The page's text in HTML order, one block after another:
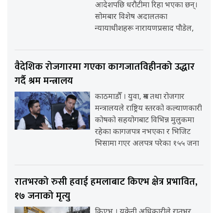
आदेशपछि धरौटीमा रिहा भएका छन्।
सोमबार विशेष अदालतका
न्यायाधीशहरू नारायणप्रसाद पौडेल,
वैदेशिक रोजगारमा गएका कागजातविहीनको उद्धार
गर्दै श्रम मन्त्रालय
काठमाडौँ । युवा, श्रम तथा रोजगार
मन्त्रालयले राष्ट्रिय स्तरको कल्याणकारी
कोषको सहयोगबाट विभिन्न मुलुकमा
रहेका कागजपत्र नभएका र भिजिट
भिसामा गएर अलपत्र परेका १५५ जना
रातभरको रुसी हवाई हमलाबाट किएभ क्षेत्र प्रभावित,
१७ जनाको मृत्यु